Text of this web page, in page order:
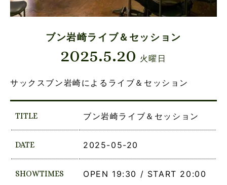
ブン岩崎ライブ＆セッション
2025.5.20 火曜日
サックスブン岩崎によるライブ＆セッション
TITLE ブン岩崎ライブ＆セッション
DATE 2025-05-20
SHOWTIMES OPEN 19:30 / START 20:00